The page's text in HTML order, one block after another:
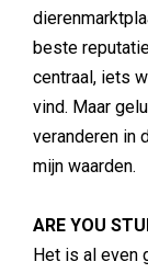
beste
centraal, iets
vind. Maar
veranderen in
mijn waarden.
ARE YOU
Het is al even